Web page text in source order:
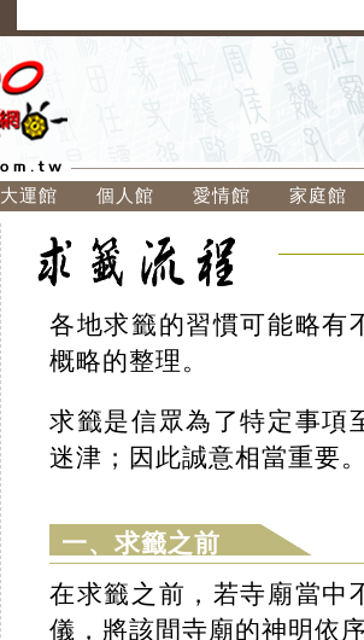
大運館 個人館 愛情館 家庭館
各地求籤的習慣可能略有
概略的整理。
求籤是信眾為了特定事項
迷津；因此誠意相當重要
一、求籤之前
在求籤之前，若寺廟當中
儀，將該間寺廟的神明依